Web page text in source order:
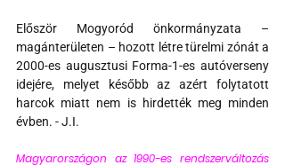
Először Mogyoród önkormányzata –
magánterületen – hozott létre türelmi zónát a
2000-es augusztusi Forma-1-es autóverseny
idejére, melyet később az azért folytatott
harcok miatt nem is hirdették meg minden
évben. - J.I.
Magyarországon az 1990-es rendszerváltozás